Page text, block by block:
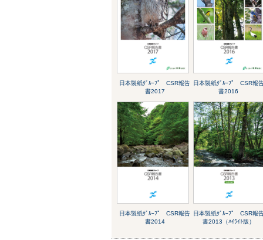
日本製紙ｸﾞﾙｰﾌﾟ CSR報告
書2017
日本製紙ｸﾞﾙｰﾌﾟ CSR報
書2016
日本製紙ｸﾞﾙｰﾌﾟ CSR報告
書2014
日本製紙ｸﾞﾙｰﾌﾟ CSR報
書2013（ﾊｲﾗｲﾄ版）